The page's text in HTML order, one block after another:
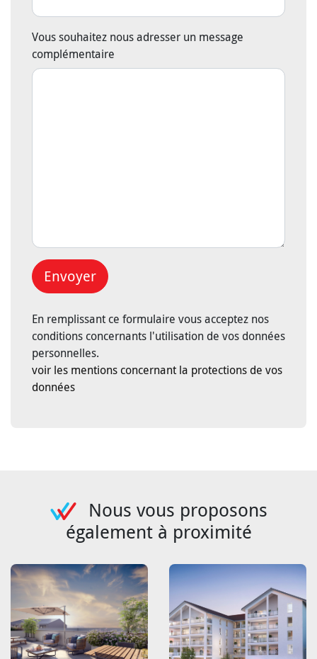
Vous souhaitez nous adresser un message
complémentaire
Envoyer
En remplissant ce formulaire vous acceptez nos
conditions concernants l'utilisation de vos données
personnelles.
voir les mentions concernant la protections de vos
données
Nous vous proposons
également à proximité